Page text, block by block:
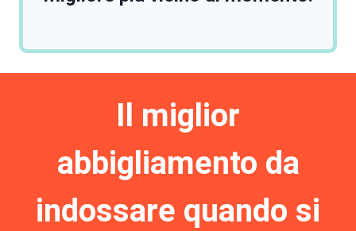
Il miglior
abbigliamento da
indossare quando si